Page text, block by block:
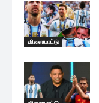
விளையாட்டு